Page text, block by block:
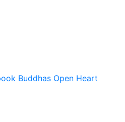
Buddhas Open Heart